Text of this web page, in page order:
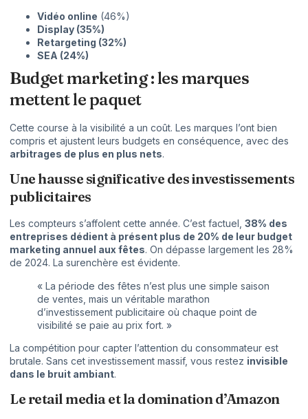
Vidéo online (46%)
Display (35%)
Retargeting (32%)
SEA (24%)
Budget marketing : les marques
mettent le paquet
Cette course à la visibilité a un coût. Les marques l’ont bien
compris et ajustent leurs budgets en conséquence, avec des
arbitrages de plus en plus nets.
Une hausse significative des investissements
publicitaires
Les compteurs s’affolent cette année. C’est factuel, 38% des
entreprises dédient à présent plus de 20% de leur budget
marketing annuel aux fêtes. On dépasse largement les 28%
de 2024. La surenchère est évidente.
« La période des fêtes n’est plus une simple saison
de ventes, mais un véritable marathon
d’investissement publicitaire où chaque point de
visibilité se paie au prix fort. »
La compétition pour capter l’attention du consommateur est
brutale. Sans cet investissement massif, vous restez invisible
dans le bruit ambiant.
Le retail media et la domination d’Amazon